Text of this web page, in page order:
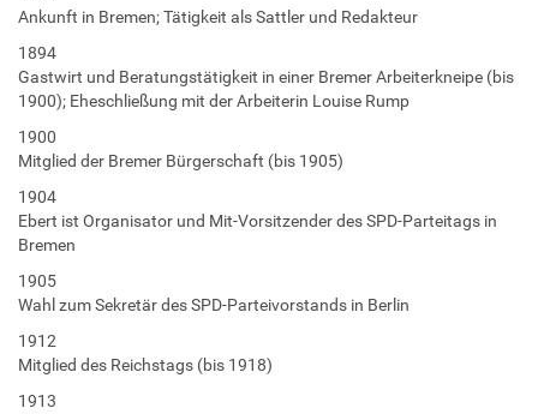
Ankunft in Bremen; Tätigkeit als Sattler und Redakteur
1894
Gastwirt und Beratungstätigkeit in einer Bremer Arbeiterkneipe (bis
1900); Eheschließung mit der Arbeiterin Louise Rump
1900
Mitglied der Bremer Bürgerschaft (bis 1905)
1904
Ebert ist Organisator und Mit-Vorsitzender des SPD-Parteitags in
Bremen
1905
Wahl zum Sekretär des SPD-Parteivorstands in Berlin
1912
Mitglied des Reichstags (bis 1918)
1913